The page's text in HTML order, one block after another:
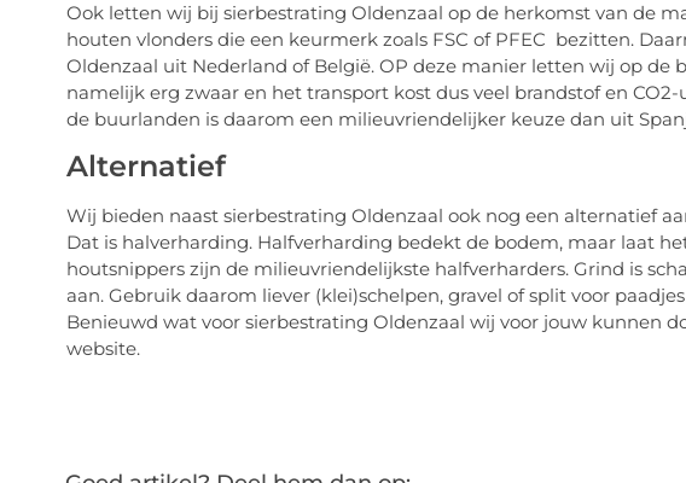
Ook letten wij bij sierbestrating Oldenzaal op de herkomst van de
houten vlonders die een keurmerk zoals FSC of PFEC bezitten.
Oldenzaal uit Nederland of België. OP deze manier letten wij op de
namelijk erg zwaar en het transport kost dus veel brandstof en
de buurlanden is daarom een milieuvriendelijker keuze dan uit
Alternatief
Wij bieden naast sierbestrating Oldenzaal ook nog een alternatief
Dat is halverharding. Halfverharding bedekt de bodem, maar laat
houtsnippers zijn de milieuvriendelijkste halfverharders. Grind is
aan. Gebruik daarom liever (klei)schelpen, gravel of split voor
Benieuwd wat voor sierbestrating Oldenzaal wij voor jouw kunnen
website.